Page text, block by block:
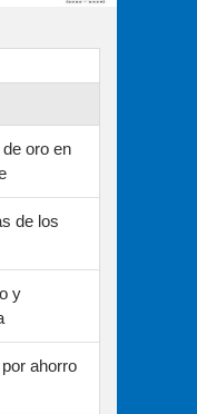
oro en
de los
y
ahorro